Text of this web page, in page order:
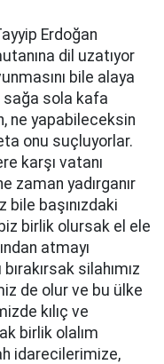
Erdoğan
dil uzatıyor
bile alaya
sağa sola kafa
ne yapabileceksin
onu suçluyorlar.
karşı vatanı
zaman yadırganır
başınızdaki
birlik olursak el ele
atmayı
silahımız
de olur ve bu ülke
kılıç ve
birlik olalım
idarecilerimize,